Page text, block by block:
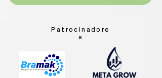
Patrocinadore
s